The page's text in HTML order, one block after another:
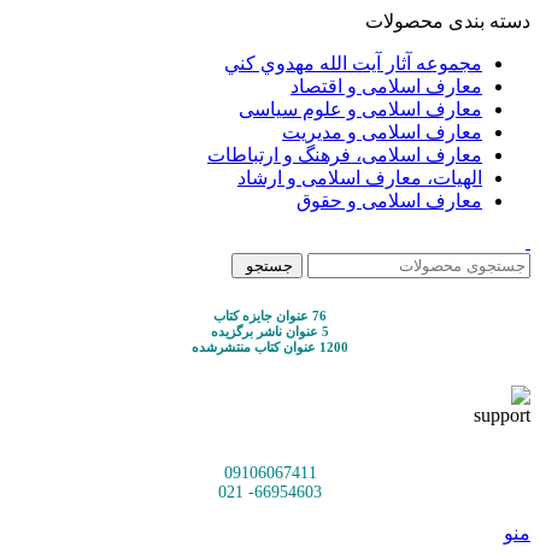
دسته بندی محصولات
مجموعه آثار آيت الله مهدوي كني
معارف اسلامی و اقتصاد
معارف اسلامی و علوم سیاسی
معارف اسلامی و مدیریت
معارف اسلامی، فرهنگ و ارتباطات
الهیات، معارف اسلامی و ارشاد
معارف اسلامی و حقوق
جستجو
76 عنوان جایزه کتاب
5 عنوان ناشر برگزیده
1200 عنوان کتاب منتشرشده
09106067411
66954603- 021
منو